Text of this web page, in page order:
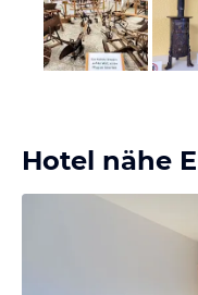
von Elfriede
Hotel nähe